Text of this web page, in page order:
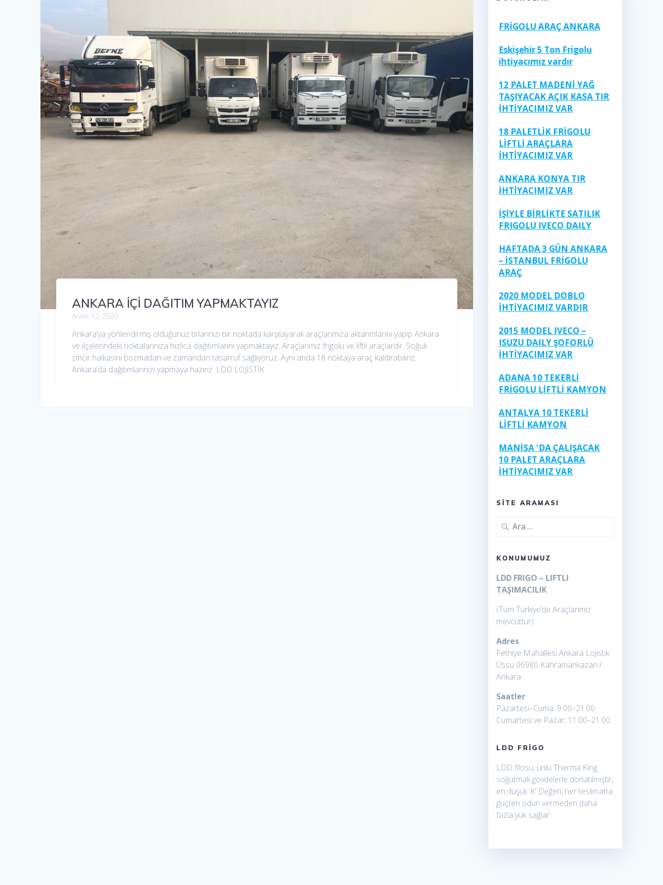
ANKARA İÇİ DAĞITIM YAPMAKTAYIZ
Aralık 12, 2020
Ankara’ya yönlendirmiş olduğunuz tırlarınızı bir noktada karşılayarak araçlarımıza aktarımlarını yapıp Ankara
ve ilçelerindeki noktalarınıza hızlıca dağıtımlarını yapmaktayız. Araçlarımız frigolu ve liftli araçlardır. Soğuk
zincir halkasını bozmadan ve zamandan tasarruf sağlıyoruz. Aynı anda 18 noktaya araç kaldırabiliriz.
Ankara’da dağıtımlarınızı yapmaya hazırız. LDD LOJİSTİK
FRİGOLU ARAÇ ANKARA
Eskişehir 5 Ton Frigolu
ihtiyacımız vardır
12 PALET MADENİ YAĞ
TAŞIYACAK AÇIK KASA TIR
İHTİYACIMIZ VAR
18 PALETLİK FRİGOLU
LİFTLİ ARAÇLARA
İHTİYACIMIZ VAR
ANKARA KONYA TIR
İHTİYACIMIZ VAR
İŞİYLE BİRLİKTE SATILIK
FRIGOLU IVECO DAILY
HAFTADA 3 GÜN ANKARA
– İSTANBUL FRİGOLU
ARAÇ
2020 MODEL DOBLO
İHTİYACIMIZ VARDIR
2015 MODEL IVECO –
ISUZU DAILY ŞOFORLÜ
İHTİYACIMIZ VAR
ADANA 10 TEKERLİ
FRİGOLU LİFTLİ KAMYON
ANTALYA 10 TEKERLİ
LİFTLİ KAMYON
MANİSA 'DA ÇALIŞACAK
10 PALET ARAÇLARA
İHTİYACIMIZ VAR
frigolu liftli
Panelvan araç Kiralama
Sahibinden KİRALIK
Minibüs ankara
Kiralık PANELVAN
DUCATO 15m3 ANKARA
KİRALIK Panelvan Ankara
Karaman frigolu araç
Kayseri frigolu 40 ayak
SITE ARAMASI
Arama:
KONUMUMUZ
LDD FRIGO – LIFTLI
TAŞIMACILIK
(Tüm Türkiye’de Araçlarımız
mevcuttur)
Adres
Fethiye Mahallesi Ankara Lojistik
Üssü 06980 Kahramankazan /
Ankara
Saatler
Pazartesi–Cuma: 9:00–21:00
Cumartesi ve Pazar: 11:00–21:00
LDD FRIGO
LDD filosu, ünlü Therma King
soğutmalı gövdelerle donatılmıştır,
en düşük ‘K’ Değeri, her teslimatta
güçten ödün vermeden daha
fazla yük sağlar.